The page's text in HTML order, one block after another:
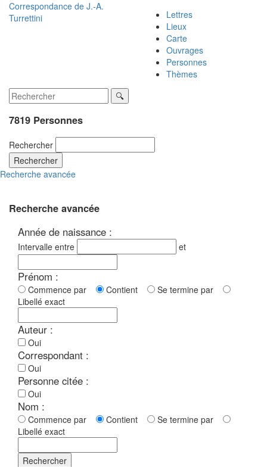
Correspondance de J.-A.
Turrettini
Lettres
Lieux
Carte
Ouvrages
Personnes
Thèmes
7819 Personnes
Rechercher
Rechercher
Recherche avancée
Recherche avancée
Année de naissance :
Intervalle entre et
Prénom :
Commence par Contient
Se termine par
Libellé exact
Auteur :
Oui
Correspondant :
Oui
Personne citée :
Oui
Nom :
Commence par Contient
Se termine par
Libellé exact
Rechercher